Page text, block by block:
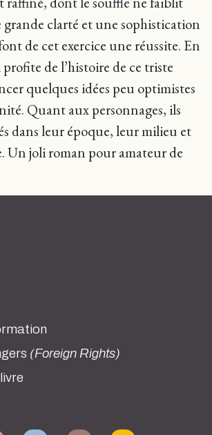
grande clarté et une sophistication
de cet exercice une réussite. En
de l’histoire de ce triste
quelques idées peu optimistes
Quant aux personnages, ils
dans leur époque, leur milieu et
Un joli roman pour amateur de
(Foreign Rights)